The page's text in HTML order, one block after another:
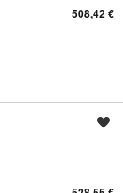
508,42 €